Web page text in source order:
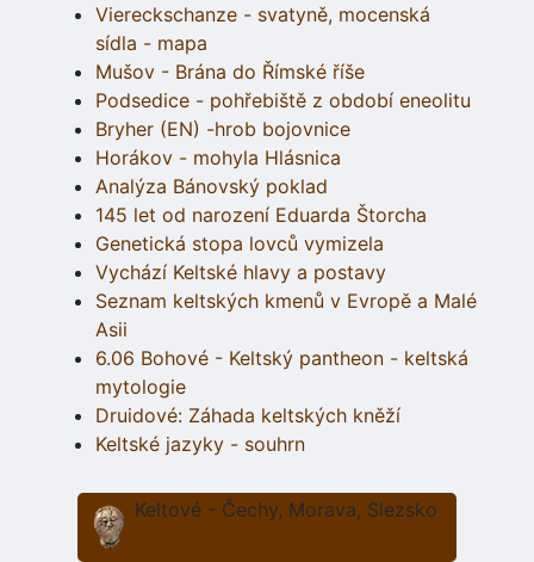
Viereckschanze - svatyně, mocenská
sídla - mapa
Mušov - Brána do Římské říše
Podsedice - pohřebiště z období eneolitu
Bryher (EN) -hrob bojovnice
Horákov - mohyla Hlásnica
Analýza Bánovský poklad
145 let od narození Eduarda Štorcha
Genetická stopa lovců vymizela
Vychází Keltské hlavy a postavy
Seznam keltských kmenů v Evropě a Malé
Asii
6.06 Bohové - Keltský pantheon - keltská
mytologie
Druidové: Záhada keltských kněží
Keltské jazyky - souhrn
Keltové - Čechy, Morava, Slezsko